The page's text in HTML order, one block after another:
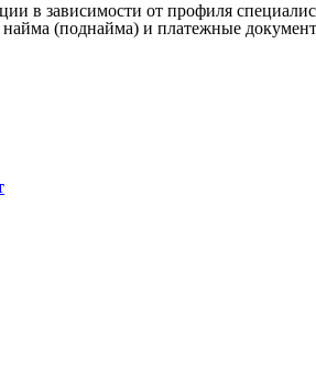
в зависимости от профиля
(поднайма) и платежные